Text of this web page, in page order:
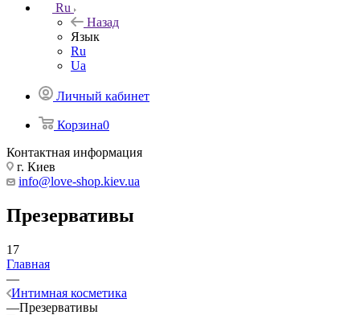
Ru
Назад
Язык
Ru
Ua
Личный кабинет
Корзина0
Контактная информация
г. Киев
info@love-shop.kiev.ua
Презервативы
17
Главная
—
Интимная косметика
—Презервативы